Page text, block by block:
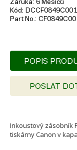
Záruka 6 Měsíců
Kód
Part No.
POPIS
POSLAT
Inkoustový zásobník
tiskárny Canon v